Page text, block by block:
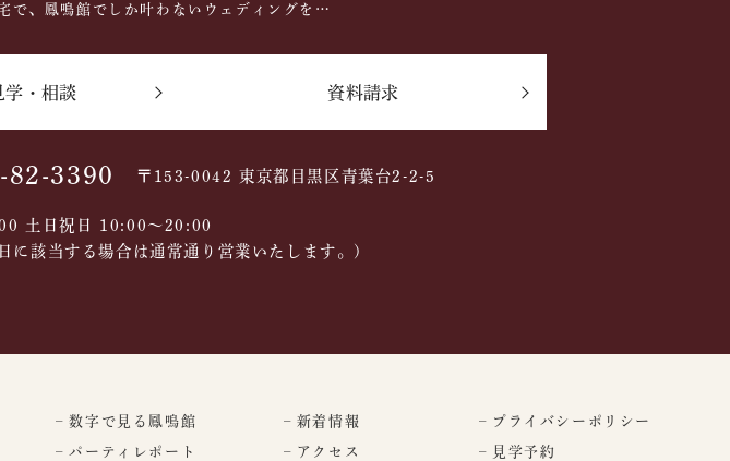
で、鳳鳴館でしか叶わないウェディングを…
学・相談 資料請求
3390 〒153-0042 東京都目黒区青葉台2-2-5
土日祝日 10:00〜20:00
該当する場合は通常通り営業いたします。)
– 数字で見る鳳鳴館
– パーティレポート
– 新着情報
– アクセス
– プライバシーポリシー
– 見学予約